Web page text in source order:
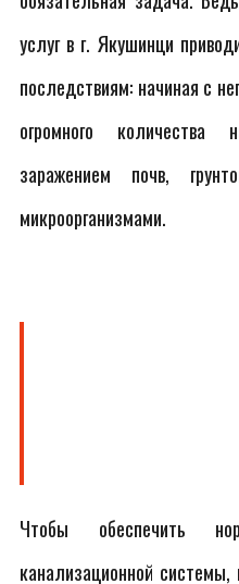
услуг в г. Якушинци
последствиям: начиная с
огромного количества
заражением почв,
микроорганизмами.
Чтобы обеспечить
канализационной системы,